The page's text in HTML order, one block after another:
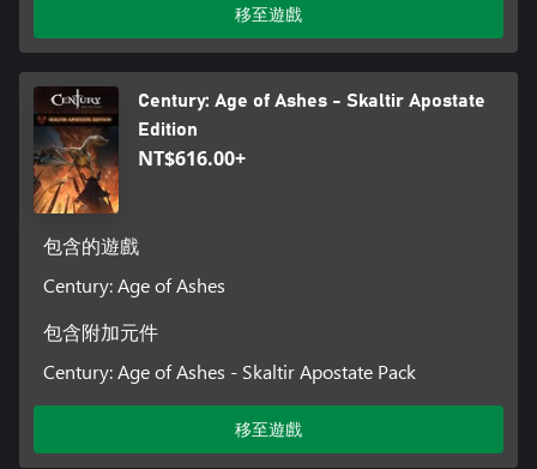
移至遊戲
Century: Age of Ashes - Skaltir Apostate
Edition
NT$616.00+
包含的遊戲
Century: Age of Ashes
包含附加元件
Century: Age of Ashes - Skaltir Apostate Pack
移至遊戲